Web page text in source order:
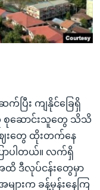
ပြီး ကျနိုင်ခြေရှိ
ယူ စုဆောင်းသူတွေ သိသိ
ဈေးတွေ ထိုးတက်နေ
ပါတယ်။ လက်ရှိ
ထိ ဒီလုပ်ငန်းတွေမှာ
ားက ခန့်မှန်းနေကြ